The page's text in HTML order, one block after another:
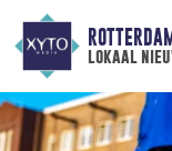
lokaal